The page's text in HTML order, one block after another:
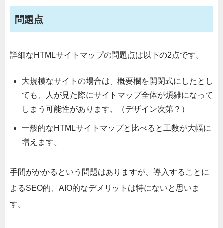
問題点
詳細なHTMLサイトマップの問題点は以下の2点です。
大規模なサイトの場合は、概要欄を開閉式にしたとし
ても、人が見た際にサイトマップ全体が煩雑になって
しまう可能性があります。（デザイン次第？）
一般的なHTMLサイトマップと比べると工数が大幅に
増えます。
手間がかかるという問題はありますが、導入することに
よるSEO的、AIO的なデメリットは特にないと思いま
す。